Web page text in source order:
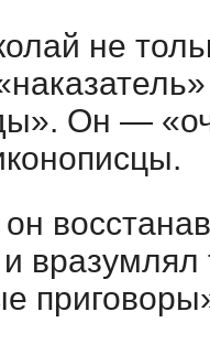
не
Он —
он
вразумлял